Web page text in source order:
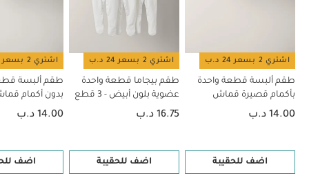
اشتري 2 بسعر 24 د.ب
طقم ألبسة قطعة واحدة
بأكمام قصيرة قماش
عضوي بلون أبيض - 5 قطع
14.00 د.ب
اضف للحقيبة
اشتري 2 بسعر 24 د.ب
طقم بيجاما قطعة واحدة
عضوية بلون أبيض - 3 قطع
16.75 د.ب
اضف للحقيبة
اشتري 2 بسعر 24 د.ب
طقم ألبسة
بدون أكمام
بلون أبيض - 5 قطع
14.00 د.ب
اضف